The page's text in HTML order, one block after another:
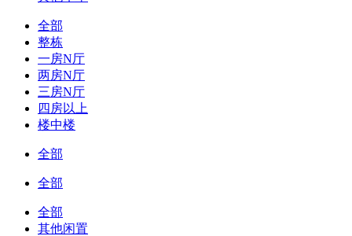
全部
整栋
一房N厅
两房N厅
三房N厅
四房以上
楼中楼
全部
全部
全部
其他闲置